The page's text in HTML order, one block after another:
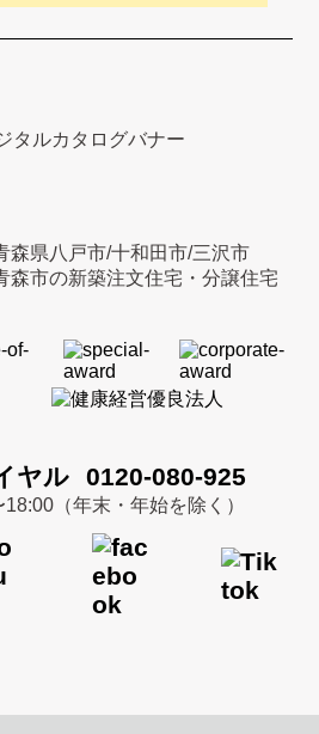
森県八戸市/十和田市/三沢市
森市の新築注文住宅・分譲住宅
0120-080-925
（年末・年始を除く）